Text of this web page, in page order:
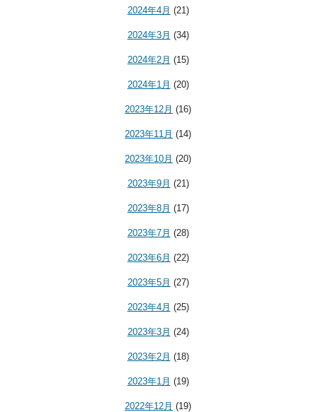
2024年4月 (21)
2024年3月 (34)
2024年2月 (15)
2024年1月 (20)
2023年12月 (16)
2023年11月 (14)
2023年10月 (20)
2023年9月 (21)
2023年8月 (17)
2023年7月 (28)
2023年6月 (22)
2023年5月 (27)
2023年4月 (25)
2023年3月 (24)
2023年2月 (18)
2023年1月 (19)
2022年12月 (19)